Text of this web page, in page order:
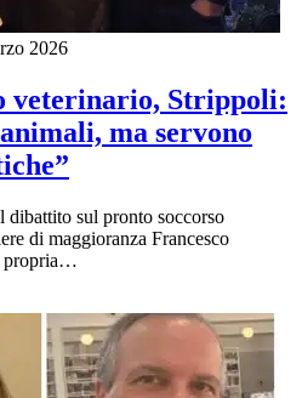
2026
veterinario, Strippoli:
ma servono
sul pronto soccorso
di maggioranza Francesco
propria…